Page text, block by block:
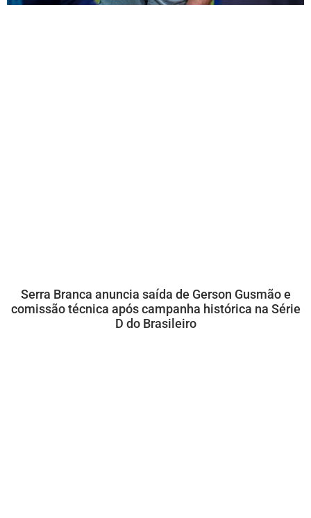
Serra Branca anuncia saída de Gerson Gusmão e
comissão técnica após campanha histórica na Série
D do Brasileiro